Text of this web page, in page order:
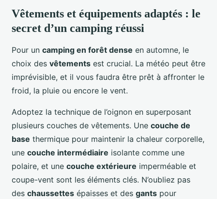
Vêtements et équipements adaptés : le
secret d’un camping réussi
Pour un camping en forêt dense en automne, le
choix des vêtements est crucial. La météo peut être
imprévisible, et il vous faudra être prêt à affronter le
froid, la pluie ou encore le vent.
Adoptez la technique de l’oignon en superposant
plusieurs couches de vêtements. Une couche de
base thermique pour maintenir la chaleur corporelle,
une couche intermédiaire isolante comme une
polaire, et une couche extérieure imperméable et
coupe-vent sont les éléments clés. N’oubliez pas
des chaussettes épaisses et des gants pour